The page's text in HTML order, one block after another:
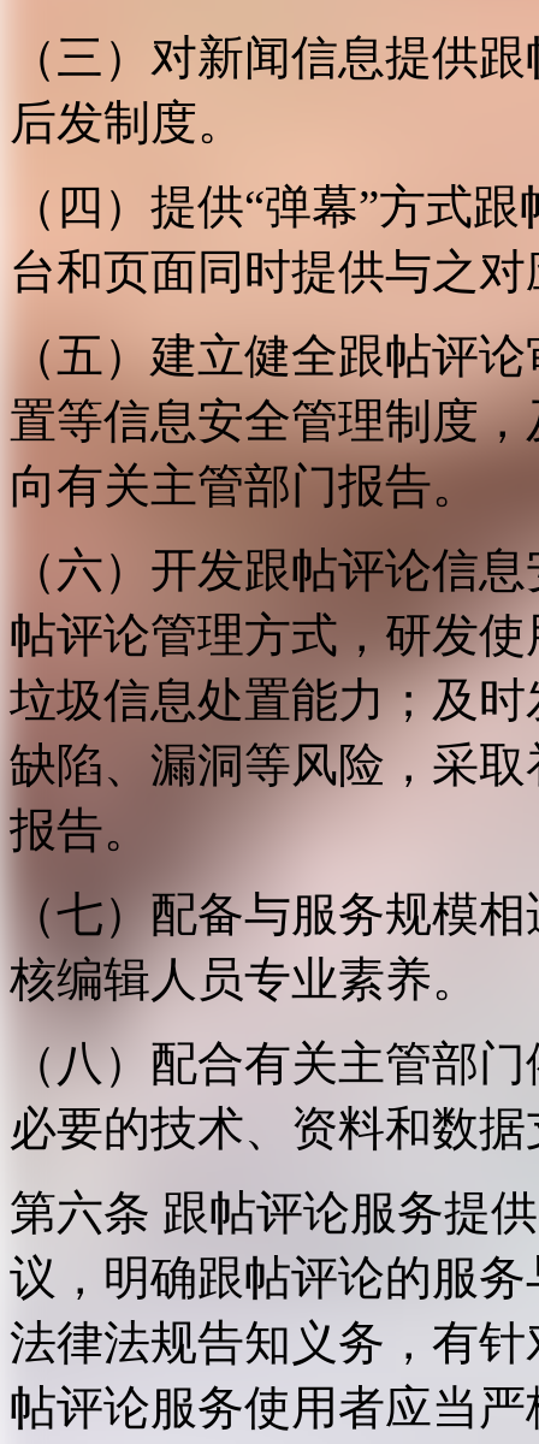
（三）对新闻信息提供
后发制度。
（四）提供“弹幕”方式
台和页面同时提供与之
（五）建立健全跟帖评
置等信息安全管理制度
向有关主管部门报告。
（六）开发跟帖评论信
帖评论管理方式，研发
垃圾信息处置能力；及
缺陷、漏洞等风险，采
报告。
（七）配备与服务规模
核编辑人员专业素养。
（八）配合有关主管部
必要的技术、资料和数
第六条 跟帖评论服务提
议，明确跟帖评论的服
法律法规告知义务，有
帖评论服务使用者应当